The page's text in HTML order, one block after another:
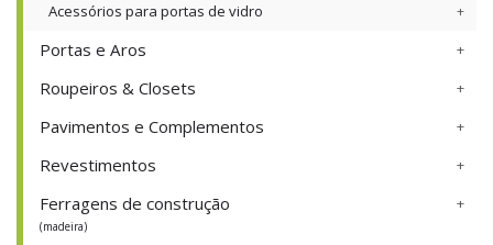
Acessórios para portas de vidro
Portas e Aros
Roupeiros & Closets
Pavimentos e Complementos
Revestimentos
Ferragens de construção
(madeira)